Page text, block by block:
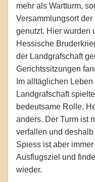
mehr als Wartturm,
Versammlungsort
genutzt. Hier wurden
Hessische
der Landgrafschaft
Gerichtssitzungen
Im alltäglichen
Landgrafschaft
bedeutsame Rolle.
anders. Der Turm ist
verfallen und
Spiess ist aber
Ausflugsziel und
wieder.